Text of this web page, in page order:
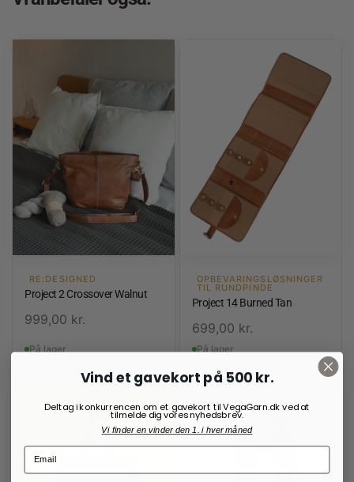
RE:DESIGNED
Project 2 Crossover Walnut
999,00 kr.
På lager
OPBEVARINGSLØSNINGER
TIL RUNDPINDE
Project 14 Burned Tan
699,00 kr.
På lager
Vind et gavekort på 500 kr.
Deltag i konkurrencen om et gavekort til VegaGarn.dk ved at
tilmelde dig vores nyhedsbrev.
Vi finder en vinder den 1. i hver måned